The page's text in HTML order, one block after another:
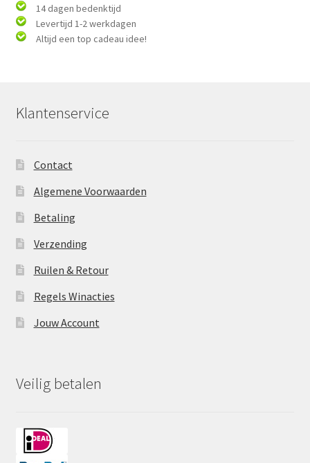
14 dagen bedenktijd
Levertijd 1-2 werkdagen
Altijd een top cadeau idee!
Klantenservice
Contact
Algemene Voorwaarden
Betaling
Verzending
Ruilen & Retour
Regels Winacties
Jouw Account
Veilig betalen